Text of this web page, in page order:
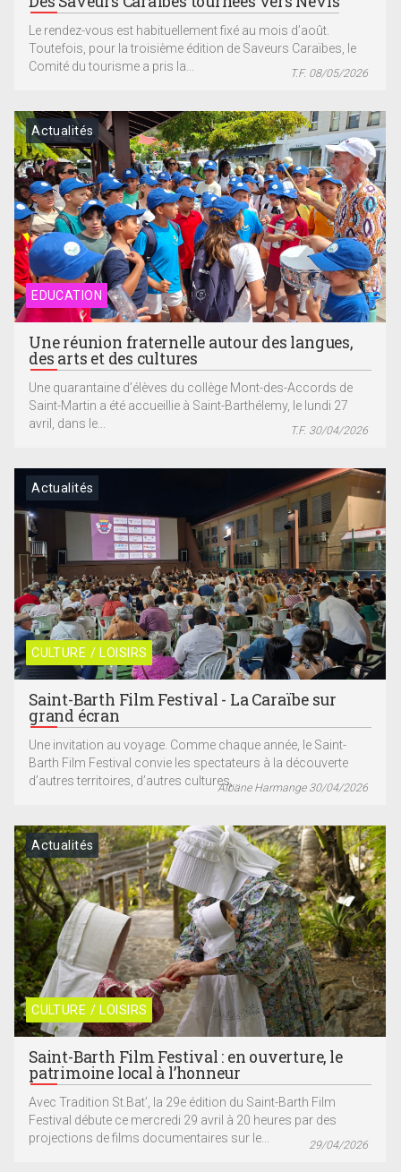
Le rendez-vous est habituellement fixé au mois d’août.
Toutefois, pour la troisième édition de Saveurs Caraïbes, le
Comité du tourisme a pris la...
T.F. 08/05/2026
EDUCATION
Actualités
Une réunion fraternelle autour des langues,
des arts et des cultures
Une quarantaine d’élèves du collège Mont-des-Accords de
Saint-Martin a été accueillie à Saint-Barthélemy, le lundi 27
avril, dans le...
T.F. 30/04/2026
CULTURE / LOISIRS
Actualités
Saint-Barth Film Festival - La Caraïbe sur
grand écran
Une invitation au voyage. Comme chaque année, le Saint-
Barth Film Festival convie les spectateurs à la découverte
d’autres territoires, d’autres cultures,...Albane Harmange 30/04/2026
CULTURE / LOISIRS
Actualités
Saint-Barth Film Festival : en ouverture, le
patrimoine local à l’honneur
Avec Tradition St.Bat’, la 29e édition du Saint-Barth Film
Festival débute ce mercredi 29 avril à 20 heures par des
projections de films documentaires sur le...
29/04/2026